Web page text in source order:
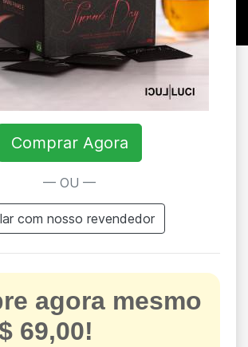
Comprar Agora
— OU —
com nosso revendedor
agora mesmo
69,00!